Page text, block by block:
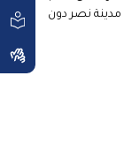
نصر دون